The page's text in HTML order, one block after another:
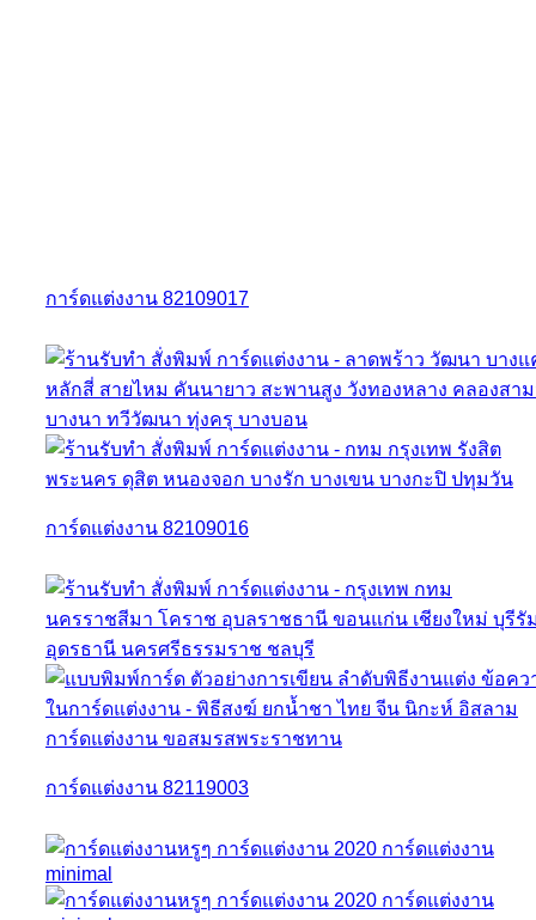
การ์ดแต่งงาน 82109017
การ์ดแต่งงาน 82109016
การ์ดแต่งงาน 82119003